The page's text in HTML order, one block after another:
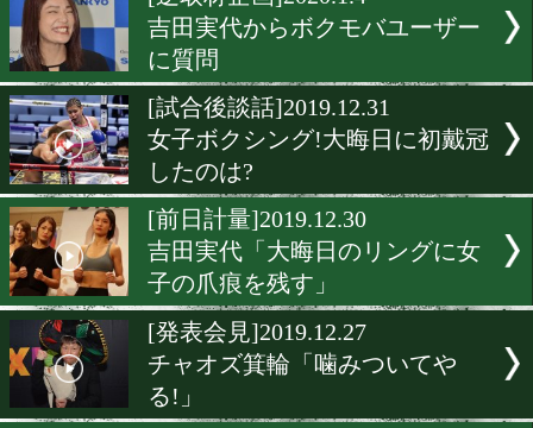
[インタビュー]2020.1.16
宮尾綾香「不利な予想?上
す!」
[インタビュー]2020.1.11
多田悦子「いつも通りに戦
いつも通りに勝つ」
[逆取材企画]2020.1.4
吉田実代からボクモバユー
に質問